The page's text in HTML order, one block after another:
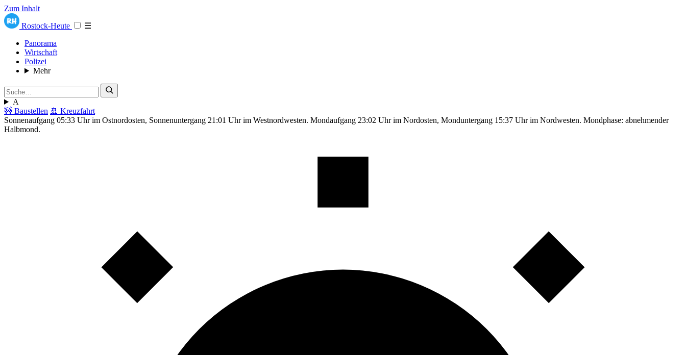
Zum Inhalt
Rostock-Heute
☰
Panorama
Wirtschaft
Polizei
Mehr
A
🚧 Baustellen 🚢 Kreuzfahrt
Sonnenaufgang 05:33 Uhr im Ostnordosten, Sonnenuntergang 21:01 Uhr im Westnordwesten. Mondaufgang 23:02 Uhr im Nordosten, Monduntergang 15:37 Uhr im Nordwesten. Mondphase: abnehmender
Halbmond.